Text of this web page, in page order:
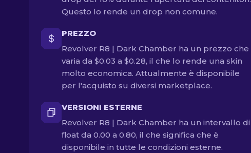
Questo lo rende un drop non comune.
PREZZO
Revolver R8 | Dark Chamber ha un prezzo che
varia da $0.03 a $0.28, il che lo rende una skin
molto economica. Attualmente è disponibile
per l'acquisto su diversi marketplace.
VERSIONI ESTERNE
Revolver R8 | Dark Chamber ha un intervallo di
float da 0.00 a 0.80, il che significa che è
disponibile in tutte le condizioni esterne.